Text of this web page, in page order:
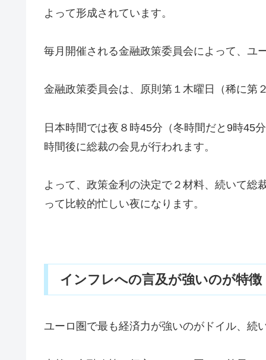
よって形成されています。
毎月開催される金融政策委員会によって、ユ
金融政策委員会は、原則第１木曜日（稀に第
日本時間では夜８時45分（冬時間だと9時45
時間後に総裁の会見が行われます。
よって、政策金利の決定で２材料、続いて総
って比較的忙しい夜になります。
インフレへの言及が強いのが特徴
ユーロ圏で最も経済力が強いのがドイル、続